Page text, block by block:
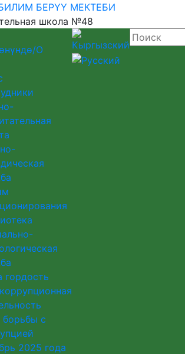
БЕРҮҮ МЕКТЕБИ
школа №48
О
гордость
борьбы с
2025 года